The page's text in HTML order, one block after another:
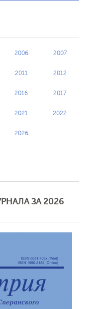
2006 2007
2011 2012
2016 2017
2021 2022
2026
ЗА 2026